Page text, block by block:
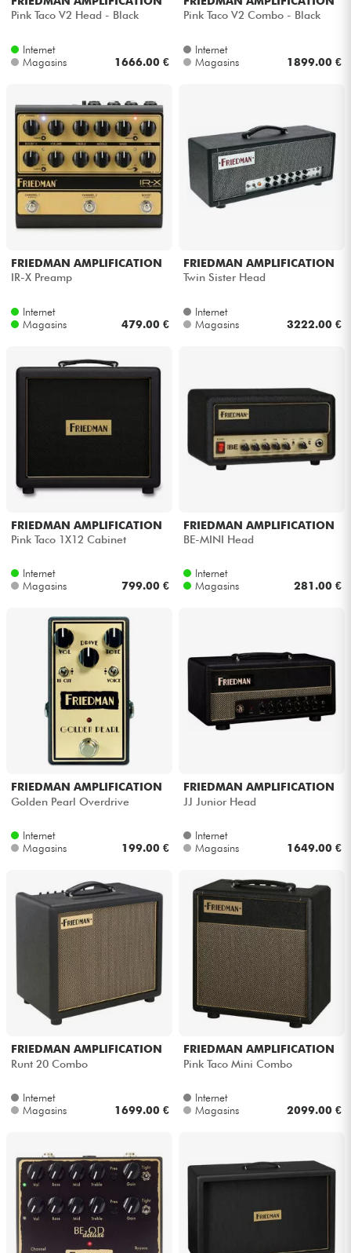
Pink Taco V2 Head - Black
Internet
Magasins
1666.00 €
Pink Taco V2 Combo - Black
Internet
Magasins
1899.00 €
FRIEDMAN AMPLIFICATION
IR-X Preamp
Internet
Magasins
479.00 €
FRIEDMAN AMPLIFICATION
Twin Sister Head
Internet
Magasins
3222.00 €
FRIEDMAN AMPLIFICATION
Pink Taco 1X12 Cabinet
Internet
Magasins
799.00 €
FRIEDMAN AMPLIFICATION
BE-MINI Head
Internet
Magasins
281.00 €
FRIEDMAN AMPLIFICATION
Golden Pearl Overdrive
Internet
Magasins
199.00 €
FRIEDMAN AMPLIFICATION
JJ Junior Head
Internet
Magasins
1649.00 €
FRIEDMAN AMPLIFICATION
Runt 20 Combo
Internet
Magasins
1699.00 €
FRIEDMAN AMPLIFICATION
Pink Taco Mini Combo
Internet
Magasins
2099.00 €